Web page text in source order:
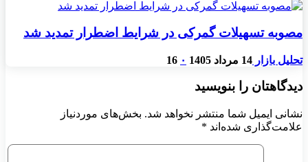
مصوبه تسهیلات گمرکی در شرایط اضطرار تمدید شد
تحلیل بازار 14 مرداد 1405 ۰ 16
دیدگاهتان را بنویسید
نشانی ایمیل شما منتشر نخواهد شد. بخش‌های موردنیاز
علامت‌گذاری شده‌اند *